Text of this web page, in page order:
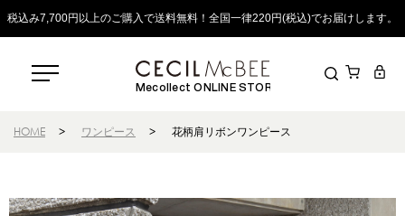
税込み7,700円以上のご購入で送料無料！全国一律220円(税込)でお届けします。
Mecollect ONLINE STORE
HOME > ワンピース > 花柄肩リボンワンピース